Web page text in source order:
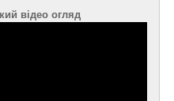
відео огляд